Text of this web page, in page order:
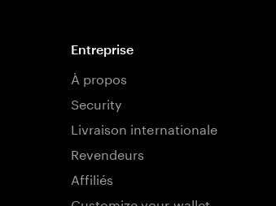
Entreprise
À propos
Security
Livraison internationale
Revendeurs
Affiliés